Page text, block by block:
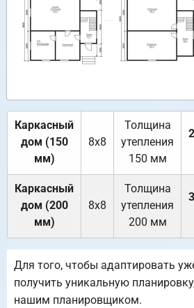
Каркасный
дом (150
мм)
8х8
Толщина
утепления
150 мм
Каркасный
дом (200
мм)
8х8
Толщина
утепления
200 мм
Для того, чтобы адаптировать
получить уникальную
нашим планировщиком.